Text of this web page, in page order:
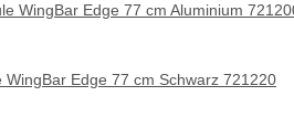
WingBar Edge 77 cm Aluminium
WingBar Edge 77 cm Schwarz 721220